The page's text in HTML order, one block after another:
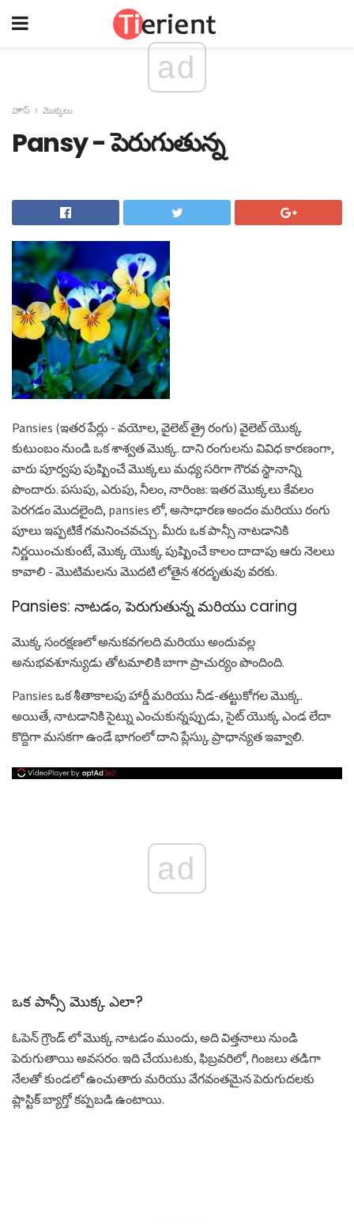
ad
హౌస్ మొక్కలు
Pansy - పెరుగుతున్న
Pansies (ఇతర పేర్లు - వయోల, వైలెట్ త్రై రంగు) వైలెట్ యొక్క
కుటుంబం నుండి ఒక శాశ్వత మొక్క. దాని రంగులను వివిధ కారణంగా,
వారు పూర్వపు పుష్పించే మొక్కలు మధ్య సరిగా గౌరవ స్థానాన్ని
పొందారు. పసుపు, ఎరుపు, నీలం, నారింజ: ఇతర మొక్కలు కేవలం
పెరగడం మొదలైంది, pansies లో, అసాధారణ అందం మరియు రంగు
పూలు ఇప్పటికే గమనించవచ్చు. మీరు ఒక పాన్సీ నాటడానికి
నిర్ణయించుకుంటే, మొక్క యొక్క పుష్పించే కాలం దాదాపు ఆరు నెలలు
కావాలి - మొటిమలను మొదటి లోతైన శరదృతువు వరకు.
Pansies: నాటడం, పెరుగుతున్న మరియు caring
మొక్క సంరక్షణలో అనుకవగలది మరియు అందువల్ల
అనుభవశూన్యుడు తోటమాలికి బాగా ప్రాచుర్యం పొందింది.
Pansies ఒక శీతాకాలపు హార్డీ మరియు నీడ-తట్టుకోగల మొక్క.
అయితే, నాటడానికి సైట్ను ఎంచుకున్నప్పుడు, సైట్ యొక్క ఎండ లేదా
కొద్దిగా మసకగా ఉండే భాగంలో దాని ప్లేస్కు ప్రాధాన్యత ఇవ్వాలి.
ad
ఒక పాన్సీ మొక్క ఎలా?
ఓపెన్ గ్రౌండ్ లో మొక్క నాటడం ముందు, అది విత్తనాలు నుండి
పెరుగుతాయి అవసరం. ఇది చేయుటకు, ఫిబ్రవరిలో, గింజలు తడిగా
నేలతో కుండలో ఉంచుతారు మరియు వేగవంతమైన పెరుగుదలకు
ప్లాస్టిక్ బ్యాగ్తో కప్పబడి ఉంటాయి.